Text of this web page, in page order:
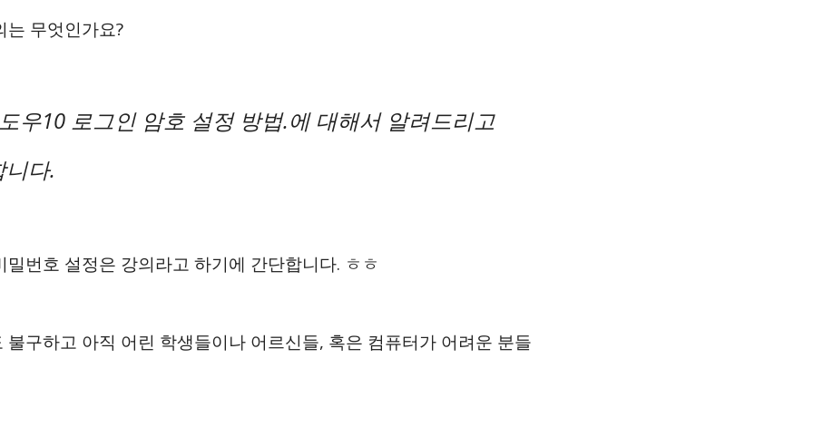
는 무엇인가요?
우10 로그인 암호 설정 방법.에 대해서 알려드리고
니다.
밀번호 설정은 강의라고 하기에 간단합니다. ㅎㅎ
불구하고 아직 어린 학생들이나 어르신들, 혹은 컴퓨터가 어려운 분들